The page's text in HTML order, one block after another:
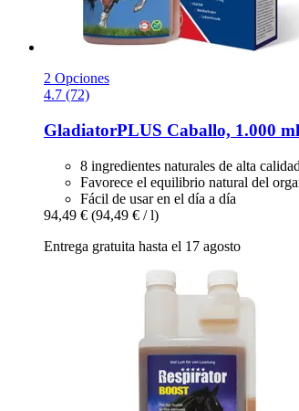
2 Opciones
4.7 (72)
GladiatorPLUS Caballo, 1.000 ml
8 ingredientes naturales de alta calidad
Favorece el equilibrio natural del
Fácil de usar en el día a día
94,49 € (94,49 € / l)
Entrega gratuita hasta el 17 agosto